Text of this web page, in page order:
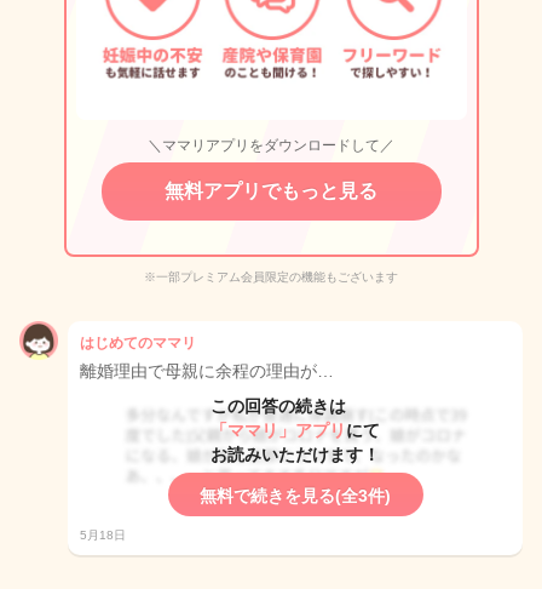
＼ママリアプリをダウンロードして／
無料アプリでもっと見る
※一部プレミアム会員限定の機能もございます
はじめてのママリ
離婚理由で母親に余程の理由が…
この回答の続きは
「ママリ」アプリ にて
お読みいただけます！
無料で続きを見る(全3件)
5月18日